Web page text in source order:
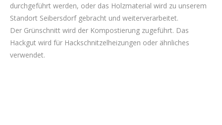
durchgeführt werden, oder das Holzmaterial wird zu unserem
Standort Seibersdorf gebracht und weiterverarbeitet.
Der Grünschnitt wird der Kompostierung zugeführt. Das
Hackgut wird für Hackschnitzelheizungen oder ähnliches
verwendet.